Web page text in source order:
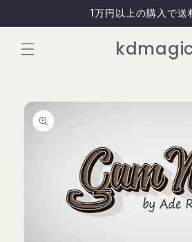
進む
1万円以上の購入で送
商品情
報にス
キップ